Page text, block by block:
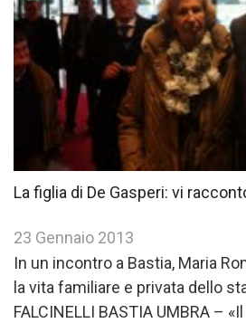
La figlia di De Gasperi: vi
23 Gennaio 2013
In un incontro a Bastia, Maria
la vita familiare e privata dello
FALCINELLI BASTIA UMBRA –